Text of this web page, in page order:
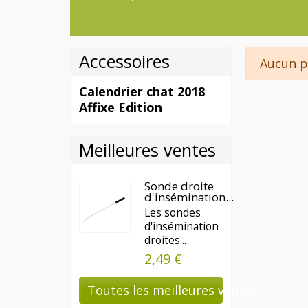
passionnés d’animaux
AUSTRALIEN, BEBES
BERNARD, BOUVIER
CAIRN TERRIER, CANE
COLLIE, DALMATIEN,
BOULEDOGUE
GOLDEN RETRIEVER,
LABRADOR,
SCOTTISH TERRIER,
YORKSHIRE
Ce calendrier chat
2018. Le Calendrier
depuis 1995. Les
Accessoires
Calendrier chat 2018
Affixe Edition
Meilleures ventes
Sonde droite
d'insémination...
Les sondes
d'insémination
droites...
2,49 €
Toutes les meilleures ventes
Aucun